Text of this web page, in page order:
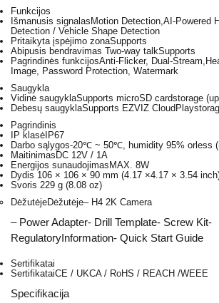
Funkcijos
Išmanusis signalasMotion Detection,AI-Powered
Detection / Vehicle Shape Detection
Pritaikyta įspėjimo zonaSupports
Abipusis bendravimas Two-way talkSupports
Pagrindinės funkcijosAnti-Flicker, Dual-
Image, Password Protection, Watermark
Saugykla
Vidinė saugyklaSupports microSD cardstorage
Debesų saugyklaSupports EZVIZ
Pagrindinis
IP klasėIP67
Darbo sąlygos-20℃ ~ 50℃, humidity 95% orless
MaitinimasDC 12V / 1A
Energijos sunaudojimasMAX. 8W
Dydis 106 × 106 × 90 mm (4.17 ×4.17 × 3.54
Svoris 229 g (8.08 oz)
DėžutėjeDėžutėje– H4 2K Camera
– Power Adapter- Drill Template- Screw Kit-
RegulatoryInformation- Quick Start Guide
Sertifikatai
SertifikataiCE / UKCA / RoHS / REACH /WEEE
Specifikacija